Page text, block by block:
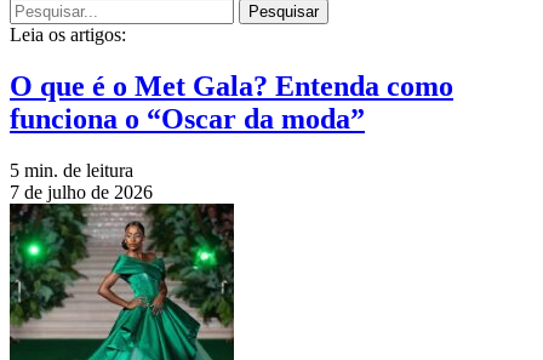
Pesquisar
Leia os artigos:
O que é o Met Gala? Entenda como
funciona o “Oscar da moda”
5 min. de leitura
7 de julho de 2026